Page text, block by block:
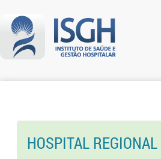
HOSPITAL